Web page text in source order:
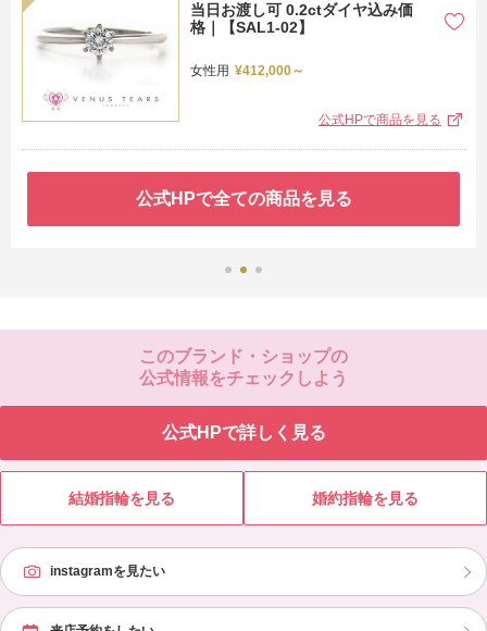
当日お渡し可 0.2ctダイヤ込み価
格｜【SAL1-02】
女性用 ¥412,000～
公式HPで商品を見る
公式HPで全ての商品を見る
このブランド・ショップの
公式情報をチェックしよう
公式HPで詳しく見る
結婚指輪を見る 婚約指輪を見る
instagramを見たい